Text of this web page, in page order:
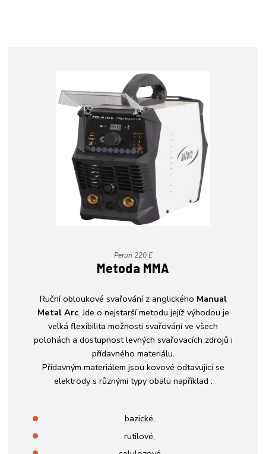
Perun 220 E
Metoda MMA
Ruční obloukové svařování z anglického Manual
Metal Arc. Jde o nejstarší metodu jejíž výhodou je
velká flexibilita možnosti svařování ve všech
polohách a dostupnost levných svařovacích zdrojů i
přídavného materiálu.
Přídavným materiálem jsou kovové odtavující se
elektrody s různými typy obalu například :
bazické,
rutilové,